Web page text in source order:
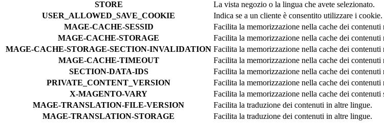
STORE
La vista negozio o la lingua che avete selezionato.
USER_ALLOWED_SAVE_COOKIE
Indica se a un cliente è consentito utilizzare i cookie.
MAGE-CACHE-SESSID
Facilita la memorizzazione nella cache dei
MAGE-CACHE-STORAGE
Facilita la memorizzazione nella cache dei
MAGE-CACHE-STORAGE-SECTION-INVALIDATION Facilita la memorizzazione nella cache dei
MAGE-CACHE-TIMEOUT
Facilita la memorizzazione nella cache dei
SECTION-DATA-IDS
Facilita la memorizzazione nella cache dei
PRIVATE_CONTENT_VERSION
Facilita la memorizzazione nella cache dei
X-MAGENTO-VARY
Facilita la memorizzazione nella cache dei
MAGE-TRANSLATION-FILE-VERSION
Facilita la traduzione dei contenuti in altre lingue.
MAGE-TRANSLATION-STORAGE
Facilita la traduzione dei contenuti in altre lingue.